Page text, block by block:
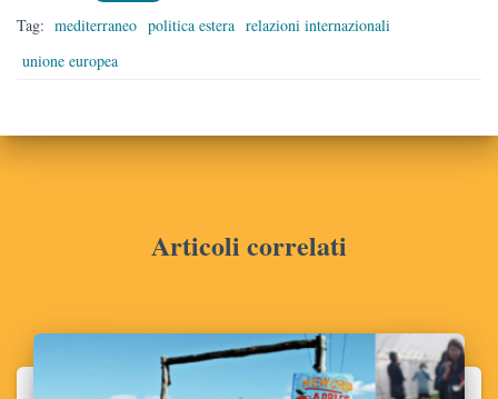
Tag: mediterraneo politica estera relazioni internazionali
unione europea
Articoli correlati